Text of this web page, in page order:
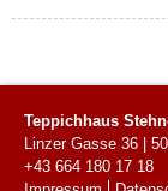
Teppichhaus
Linzer Gasse 36
+43 664 180 17 18